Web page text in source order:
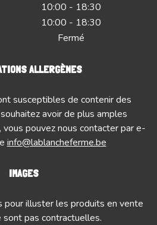
10:00 - 18:30
10:00 - 18:30
Fermé
ALLERGÈNES
susceptibles de contenir des
avoir de plus amples
pouvez nous contacter par e-
info@lablancheferme.be
IMAGES
pour illuster les produits en vente
sont pas contractuelles.